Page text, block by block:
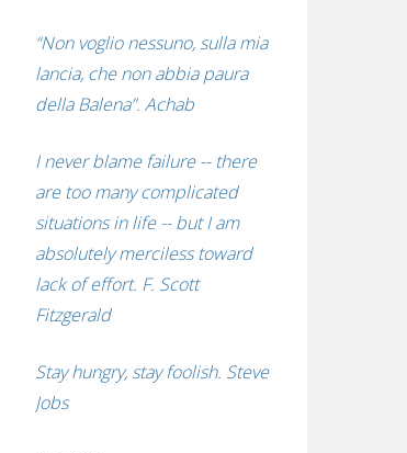
“Non voglio nessuno, sulla mia
lancia, che non abbia paura
della Balena”. Achab
I never blame failure -- there
are too many complicated
situations in life -- but I am
absolutely merciless toward
lack of effort. F. Scott
Fitzgerald
Stay hungry, stay foolish. Steve
Jobs